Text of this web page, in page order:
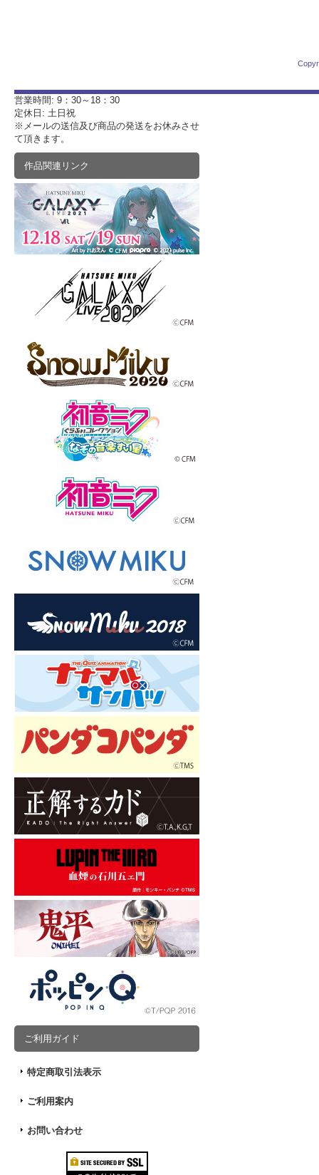
営業時間: 9：30～18：30
定休日: 土日祝
※メールの送信及び商品の発送をお休みさせ
て頂きます。
作品関連リンク
ご利用ガイド
特定商取引法表示
ご利用案内
お問い合わせ